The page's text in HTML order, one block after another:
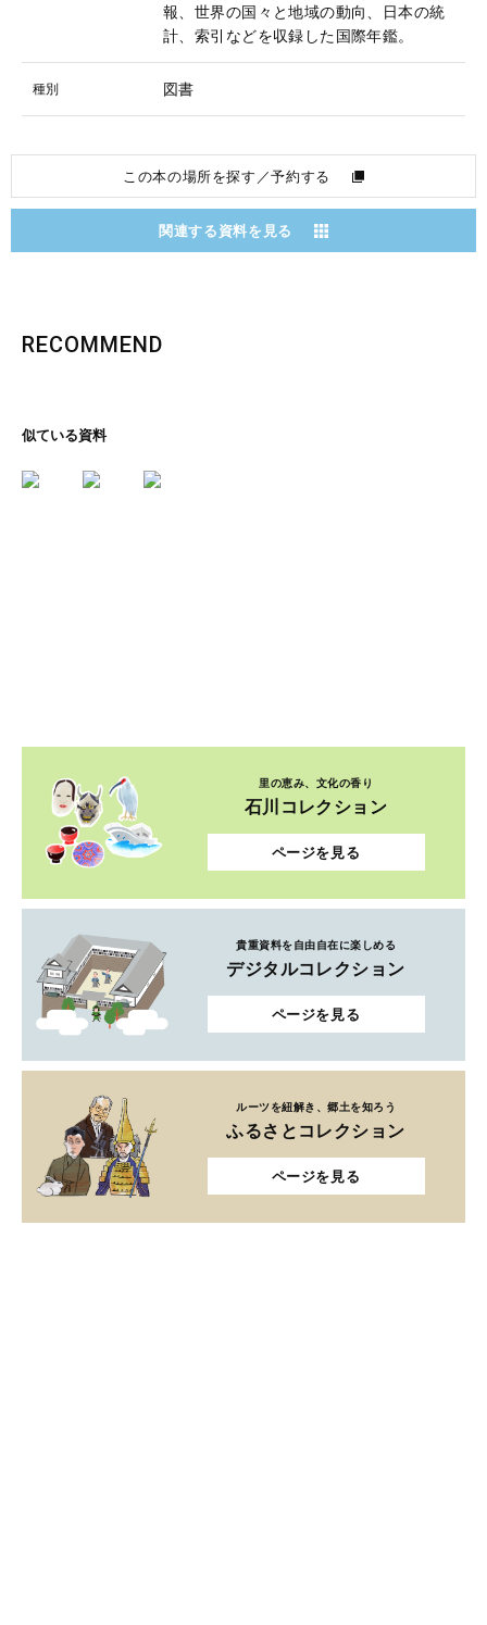
報、世界の国々と地域の動向、日本の統
計、索引などを収録した国際年鑑。
種別 図書
この本の場所を探す／予約する
関連する資料を見る
RECOMMEND
似ている資料
里の恵み、文化の香り
石川コレクション
ページを見る
貴重資料を自由自在に楽しめる
デジタルコレクション
ページを見る
ルーツを紐解き、郷土を知ろう
ふるさとコレクション
ページを見る